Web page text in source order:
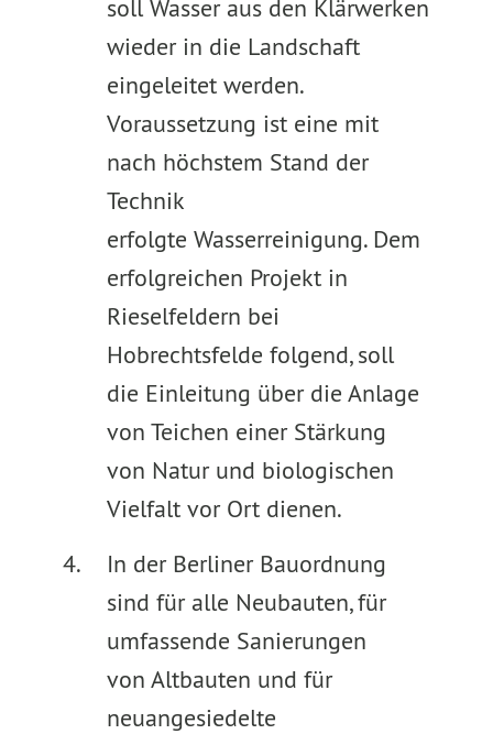
soll Wasser aus den Klärwerken
wieder in die Landschaft
eingeleitet werden.
Voraussetzung ist eine mit
nach höchstem Stand der
Technik
erfolgte Wasserreinigung. Dem
erfolgreichen Projekt in
Rieselfeldern bei
Hobrechtsfelde folgend, soll
die Einleitung über die Anlage
von Teichen einer Stärkung
von Natur und biologischen
Vielfalt vor Ort dienen.
In der Berliner Bauordnung
sind für alle Neubauten, für
umfassende Sanierungen
von Altbauten und für
neuangesiedelte